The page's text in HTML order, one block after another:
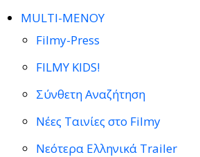
MULTI-ΜΕΝΟΥ
Filmy-Press
FILMY KIDS!
Σύνθετη Αναζήτηση
Νέες Ταινίες στο Filmy
Νεότερα Ελληνικά Trailer